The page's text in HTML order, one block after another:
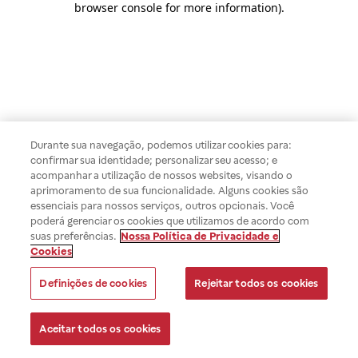
browser console for more information).
Durante sua navegação, podemos utilizar cookies para:
confirmar sua identidade; personalizar seu acesso; e
acompanhar a utilização de nossos websites, visando o
aprimoramento de sua funcionalidade. Alguns cookies são
essenciais para nossos serviços, outros opcionais. Você
poderá gerenciar os cookies que utilizamos de acordo com
suas preferências. Nossa Política de Privacidade e
Cookies
Definições de cookies Rejeitar todos os cookies
Aceitar todos os cookies